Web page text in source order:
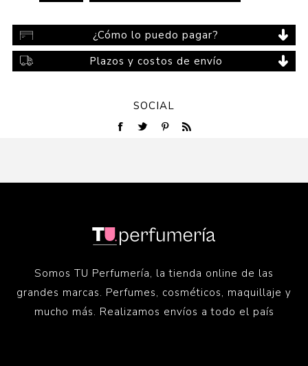
¿Cómo lo puedo pagar?
Plazos y costos de envío
SOCIAL
Somos TU Perfumería, la tienda online de las
grandes marcas. Perfumes, cosméticos, maquillaje y
mucho más. Realizamos envíos a todo el país